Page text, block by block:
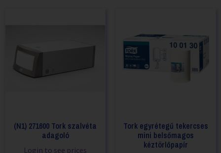
(N1) 271600 Tork szalvéta
adagoló
Login to see prices
Tork egyrétegű tekercses
mini belsőmagos
kéztörlőpapír